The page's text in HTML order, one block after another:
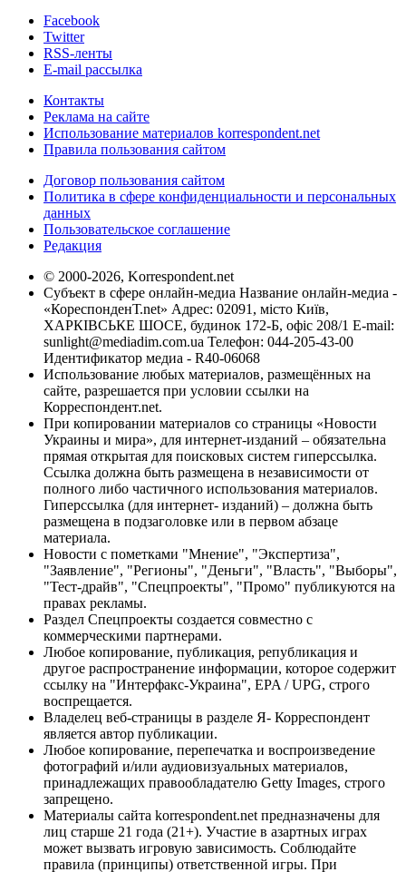
Facebook
Twitter
RSS-ленты
E-mail рассылка
Контакты
Реклама на сайте
Использование материалов korrespondent.net
Правила пользования сайтом
Договор пользования сайтом
Политика в сфере конфиденциальности и персональных
данных
Пользовательское соглашение
Редакция
© 2000-2026, Korrespondent.net
Субъект в сфере онлайн-медиа Название онлайн-медиа -
«КореспонденТ.net» Адрес: 02091, місто Київ,
ХАРКІВСЬКЕ ШОСЕ, будинок 172-Б, офіс 208/1 E-mail:
sunlight@mediadim.com.ua Телефон: 044-205-43-00
Идентификатор медиа - R40-06068
Использование любых материалов, размещённых на
сайте, разрешается при условии ссылки на
Корреспондент.net.
При копировании материалов со страницы «Новости
Украины и мира», для интернет-изданий – обязательна
прямая открытая для поисковых систем гиперссылка.
Ссылка должна быть размещена в независимости от
полного либо частичного использования материалов.
Гиперссылка (для интернет- изданий) – должна быть
размещена в подзаголовке или в первом абзаце
материала.
Новости с пометками "Мнение", "Экспертиза",
"Заявление", "Регионы", "Деньги", "Власть", "Выборы",
"Тест-драйв", "Спецпроекты", "Промо" публикуются на
правах рекламы.
Раздел Спецпроекты создается совместно с
коммерческими партнерами.
Любое копирование, публикация, републикация и
другое распространение информации, которое содержит
ссылку на "Интерфакс-Украина", EPA / UPG, строго
воспрещается.
Владелец веб-страницы в разделе Я- Корреспондент
является автор публикации.
Любое копирование, перепечатка и воспроизведение
фотографий и/или аудиовизуальных материалов,
принадлежащих правообладателю Getty Images, строго
запрещено.
Материалы сайта korrespondent.net предназначены для
лиц старше 21 года (21+). Участие в азартных играх
может вызвать игровую зависимость. Соблюдайте
правила (принципы) ответственной игры. При